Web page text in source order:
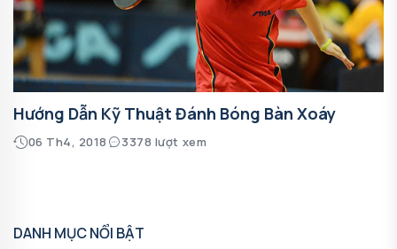
Hướng Dẫn Kỹ Thuật Đánh Bóng Bàn Xoáy
06 Th4, 2018 3378 lượt xem
DANH MỤC NỔI BẬT